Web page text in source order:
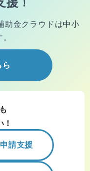
助金クラウドは中小
も
請支援